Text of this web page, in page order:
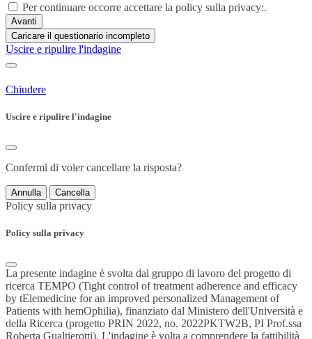
Per continuare occorre accettare la policy sulla privacy:.
Avanti
Caricare il questionario incompleto
Uscire e ripulire l'indagine
Chiudere
Uscire e ripulire l'indagine
Confermi di voler cancellare la risposta?
Annulla Cancella
Policy sulla privacy
Policy sulla privacy
La presente indagine è svolta dal gruppo di lavoro del progetto di
ricerca TEMPO (Tight control of treatment adherence and efficacy
by tElemedicine for an improved personalized Management of
Patients with hemOphilia), finanziato dal Ministero dell'Università e
della Ricerca (progetto PRIN 2022, no. 2022PKTW2B, PI Prof.ssa
Roberta Gualtierotti). L'indagine è volta a comprendere la fattibilità